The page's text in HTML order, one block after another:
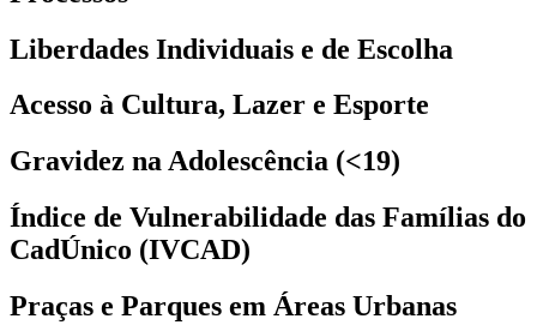
Liberdades Individuais e de Escolha
Acesso à Cultura, Lazer e Esporte
Gravidez na Adolescência (<19)
Índice de Vulnerabilidade das Famílias do
CadÚnico (IVCAD)
Praças e Parques em Áreas Urbanas